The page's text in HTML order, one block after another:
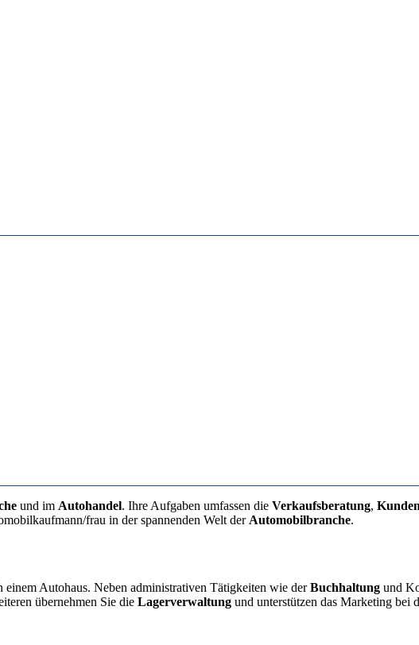
und im Autohandel. Ihre Aufgaben umfassen die Verkaufsberatung,
frau in der spannenden Welt der Automobilbranche.
Autohaus. Neben administrativen Tätigkeiten wie derBuchhaltung und
übernehmen Sie die Lagerverwaltung und unterstützen das Marketing bei